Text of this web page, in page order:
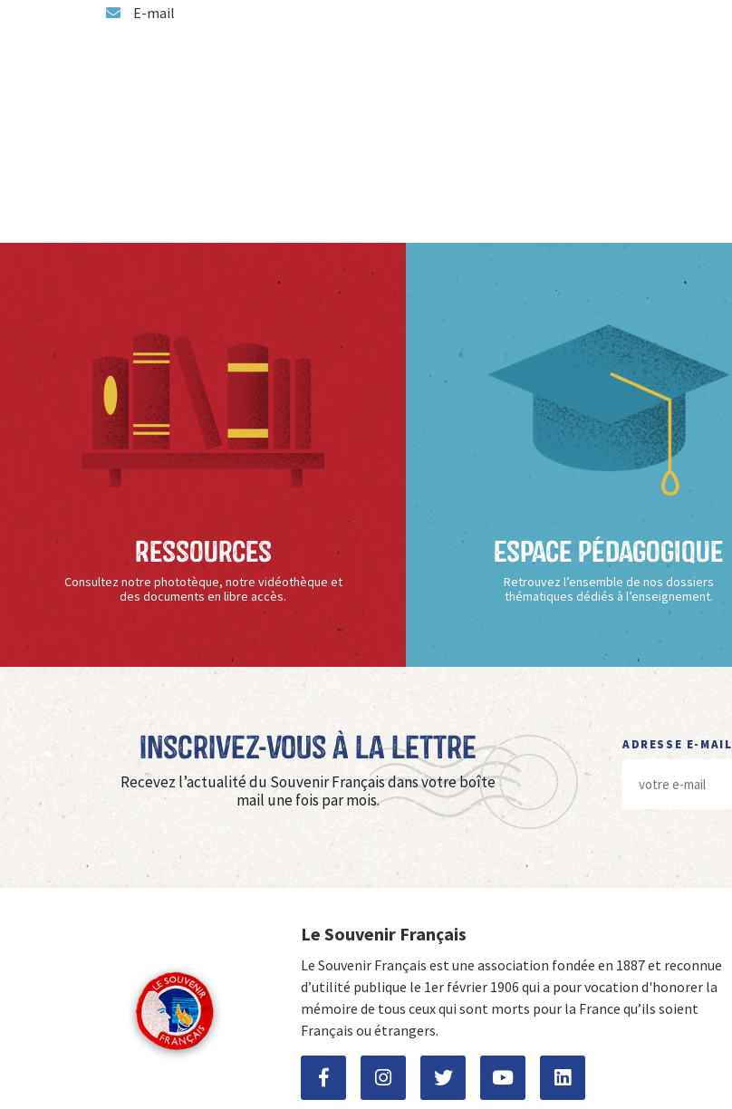
E-mail
Ressources
Consultez notre phototèque, notre vidéothèque et
des documents en libre accès.
Espace Pédagogique
Retrouvez l’ensemble de nos dossiers
thématiques dédiés à l’enseignement.
Inscrivez-vous à La Lettre
Recevez l’actualité du Souvenir Français dans votre boîte
mail une fois par mois.
ADRESSE E-MAIL
Le Souvenir Français
Le Souvenir Français est une association fondée en 1887 et reconnue
d’utilité publique le 1er février 1906 qui a pour vocation d'honorer la
mémoire de tous ceux qui sont morts pour la France qu’ils soient
Français ou étrangers.